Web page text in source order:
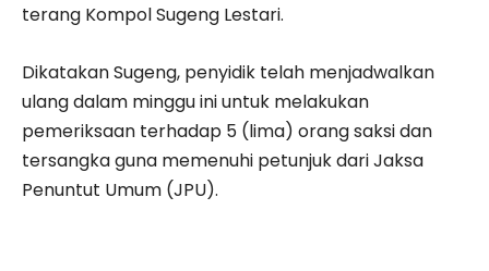
terang Kompol Sugeng Lestari.
Dikatakan Sugeng, penyidik telah menjadwalkan
ulang dalam minggu ini untuk melakukan
pemeriksaan terhadap 5 (lima) orang saksi dan
tersangka guna memenuhi petunjuk dari Jaksa
Penuntut Umum (JPU).